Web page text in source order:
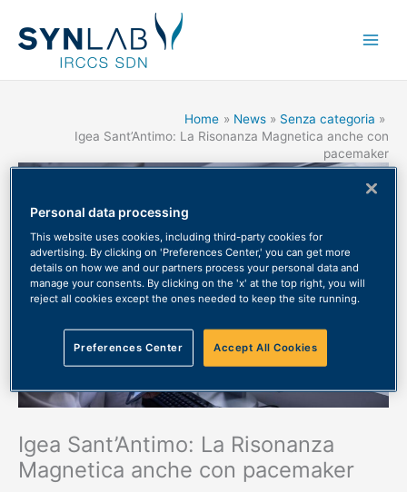
Home News
Senza categoria
Igea Sant’Antimo: La Risonanza Magnetica anche con
pacemaker
Igea Sant’Antimo: La Risonanza
Magnetica anche con pacemaker
Personal data processing
This website uses cookies, including third-party cookies for
advertising. By clicking on 'Preferences Center,' you can get more
details on how we and our partners process your personal data and
manage your consents. By clicking on the 'x' at the top right, you will
reject all cookies except the ones needed to keep the site running.
Preferences Center Accept All Cookies